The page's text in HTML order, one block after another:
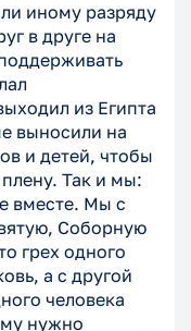
иному разряду
в друге на
из Египта
выносили на
и детей, чтобы
Так и мы:
вместе. Мы с
Соборную
грех одного
а с другой
человека
нужно